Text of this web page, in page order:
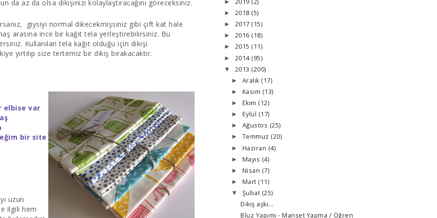
da az da olsa dikişinizi kolaylaştıracağını göreceksiniz.
giysiyi normal dikecekmişsiniz gibi çift kat hale
arasına ince bir kağıt tela yerleştirebilirsiniz. Bu
Kullanılan tela kağıt olduğu için dikişi
yırtılıp size tertemiz bir dikiş bırakacaktır.
elbise var
bir site
uzun
ilgili hem
►
► 2018 (5)
► 2017 (15)
► 2016 (18)
► 2015 (11)
► 2014 (95)
▼ 2013 (200)
► Aralık (17)
► Kasım (13)
► Ekim (12)
► Eylül (17)
► Ağustos (25)
► Temmuz (20)
► Haziran (4)
► Mayıs (4)
► Nisan (7)
► Mart (11)
▼ Şubat (25)
Dikiş aşkı...
Bluz Yapımı - Manşet Yapma / Öğren